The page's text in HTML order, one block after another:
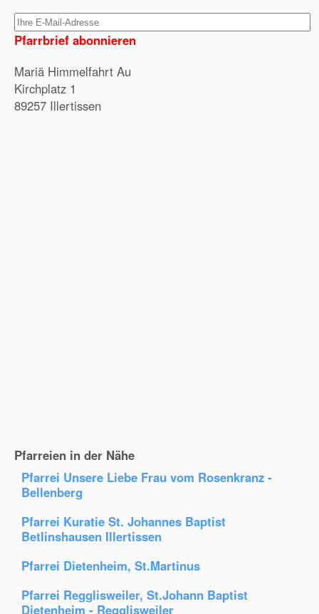
Pfarrbrief abonnieren
Mariä Himmelfahrt Au
Kirchplatz 1
89257 Illertissen
Pfarreien in der Nähe
Pfarrei Unsere Liebe Frau vom Rosenkranz -
Bellenberg
Pfarrei Kuratie St. Johannes Baptist
Betlinshausen Illertissen
Pfarrei Dietenheim, St.Martinus
Pfarrei Regglisweiler, St.Johann Baptist
Dietenheim - Regglisweiler